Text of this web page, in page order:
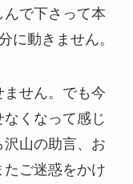
で下さって本
に動きません。
せん。でも今
くなって感じ
山の助言、お
たご迷惑をかけ